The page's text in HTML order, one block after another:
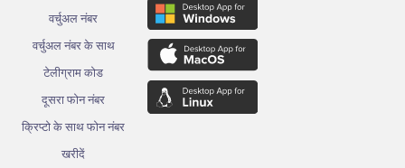
वर्चुअल नंबर
वर्चुअल नंबर के साथ
टेलीग्राम कोड
दूसरा फोन नंबर
क्रिप्टो के साथ फोन नंबर
खरीदें